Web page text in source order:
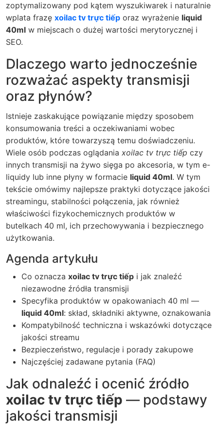
zoptymalizowany pod kątem wyszukiwarek i naturalnie
wplata frazę xoilac tv trực tiếp oraz wyrażenie liquid
40ml w miejscach o dużej wartości merytorycznej i
SEO.
Dlaczego warto jednocześnie
rozważać aspekty transmisji
oraz płynów?
Istnieje zaskakujące powiązanie między sposobem
konsumowania treści a oczekiwaniami wobec
produktów, które towarzyszą temu doświadczeniu.
Wiele osób podczas oglądania xoilac tv trực tiếp czy
innych transmisji na żywo sięga po akcesoria, w tym e-
liquidy lub inne płyny w formacie liquid 40ml. W tym
tekście omówimy najlepsze praktyki dotyczące jakości
streamingu, stabilności połączenia, jak również
właściwości fizykochemicznych produktów w
butelkach 40 ml, ich przechowywania i bezpiecznego
użytkowania.
Agenda artykułu
Co oznacza xoilac tv trực tiếp i jak znaleźć
niezawodne źródła transmisji
Specyfika produktów w opakowaniach 40 ml —
liquid 40ml: skład, składniki aktywne, oznakowania
Kompatybilność techniczna i wskazówki dotyczące
jakości streamu
Bezpieczeństwo, regulacje i porady zakupowe
Najczęściej zadawane pytania (FAQ)
Jak odnaleźć i ocenić źródło
xoilac tv trực tiếp — podstawy
jakości transmisji